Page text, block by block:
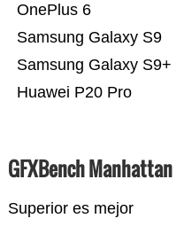
Huawei P20 Pro
Samsung Galaxy S9+
Samsung Galaxy S9
OnePlus 6
GFXBench Manhattan
Superior es mejor